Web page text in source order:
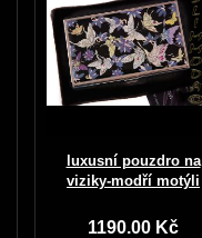
luxusní pouzdro na
viziky-modří motýli
1190.00 Kč